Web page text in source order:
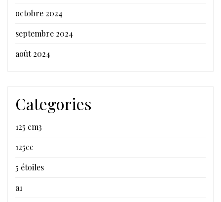
octobre 2024
septembre 2024
août 2024
Categories
125 cm3
125cc
5 étoiles
a1